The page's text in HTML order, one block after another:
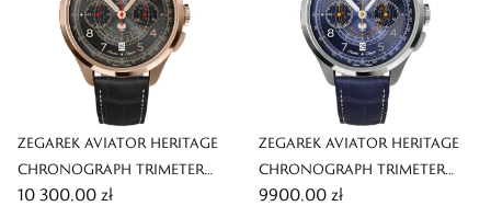
ZEGAREK AVIATOR HERITAGE
CHRONOGRAPH TRIMETER
POLISH LIMITED EDITION
10 300,00 zł
ZEGAREK AVIATOR HERITAGE
CHRONOGRAPH TRIMETER
POLISH LIMITED EDITION
9900,00 zł